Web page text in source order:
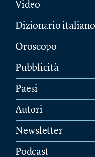
Video
Dizionario italiano
Oroscopo
Pubblicità
Paesi
Autori
Newsletter
Podcast